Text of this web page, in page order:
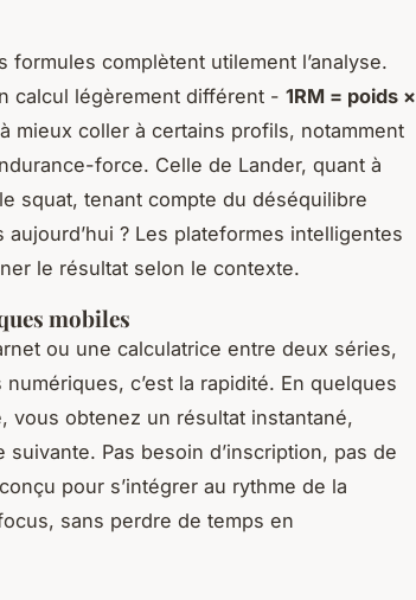
formules complètent utilement l’analyse.
calcul légèrement différent - 1RM = poids ×
mieux coller à certains profils, notamment
force. Celle de Lander, quant à
squat, tenant compte du déséquilibre
? Les plateformes intelligentes
le résultat selon le contexte.
mobiles
ou une calculatrice entre deux séries,
numériques, c’est la rapidité. En quelques
vous obtenez un résultat instantané,
Pas besoin d’inscription, pas de
pour s’intégrer au rythme de la
sans perdre de temps en